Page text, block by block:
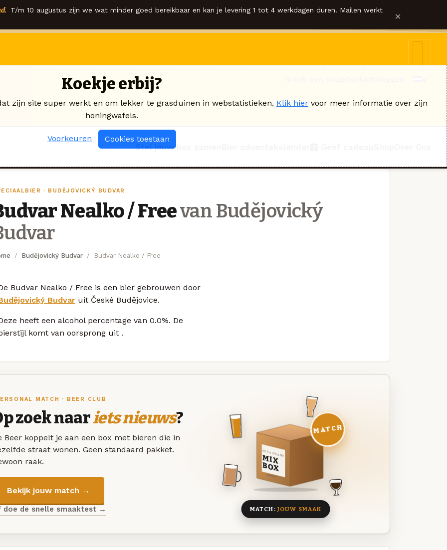
T/m 10 augustus zijn we wat minder goed bereikbaar en kan je levering 1 tot 4 werkdagen duren. Mailen werkt
×
Stel jouw box samen
· BUDĚJOVICKÝ BUDVAR
Nealko / Freevan Budějovický
Budějovický Budvar Budvar Nealko / Free
Budvar Nealko / Free is een bier gebrouwen door
Budvar uit České Budějovice.
heeft een alcohol percentage van 0.0%. De
komt van oorsprong uit .
MATCH · BEER CLUB
zoek naariets nieuws?
Beer koppelt je aan een box met bieren die in
straat wonen. Geen standaard pakket.
raak.
Bekijk jouw match →
doe de snelle smaaktest →
DEZE MAAND
MIX
BOX
8 BIEREN
MATCH
MATCH: JOUW SMAAK
Koekje erbij?
zijn site super werkt en om lekker te grasduinen in webstatistieken. Klik hier voor meer informatie over zijn
honingwafels.
Voorkeuren Cookies toestaan